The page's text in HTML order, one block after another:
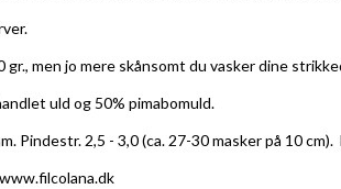
gr., men jo mere skånsomt du vasker dine
uld og 50% pimabomuld.
Pindestr. 2,5 - 3,0 (ca. 27-30 masker på 10